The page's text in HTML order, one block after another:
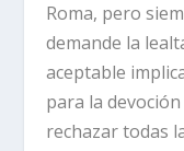
Roma, pero
demande la
aceptable
para la
rechazar todas